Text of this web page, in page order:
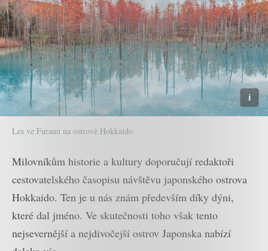
Les ve Furanu na ostrově Hokkaido
Milovníkům historie a kultury doporučují redaktoři
cestovatelského časopisu návštěvu japonského ostrova
Hokkaido. Ten je u nás znám především díky dýni,
které dal jméno. Ve skutečnosti toho však tento
nejsevernější a nejdivočejší ostrov Japonska nabízí